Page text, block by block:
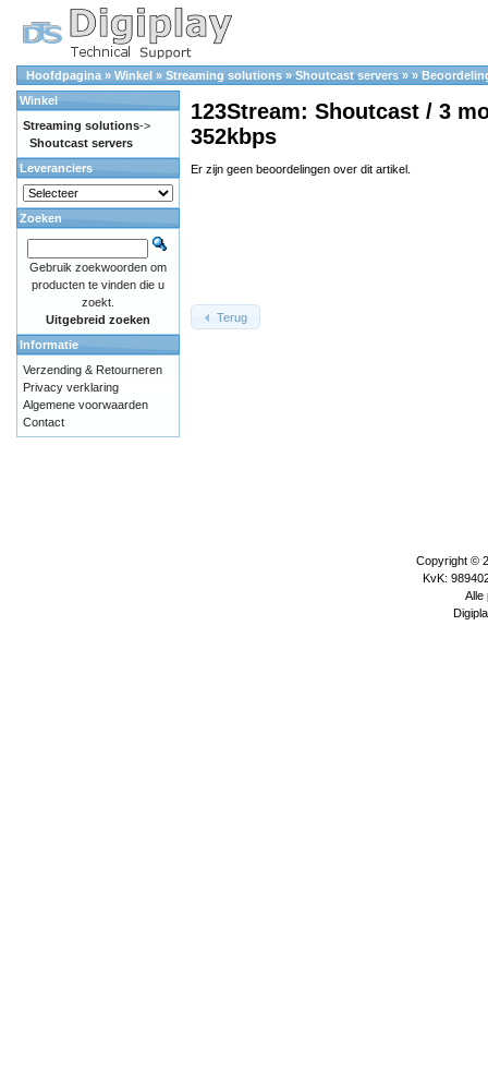
Hoofdpagina » Winkel » Streaming solutions » Shoutcast servers » »
123Stream: Shoutcast / 3
352kbps
Er zijn geen beoordelingen over dit artikel.
Terug
Winkel
Streaming solutions->
Shoutcast servers
Leveranciers
Zoeken
Gebruik zoekwoorden om
producten te vinden die u
zoekt.
Uitgebreid zoeken
Informatie
Verzending & Retourneren
Privacy verklaring
Algemene voorwaarden
Contact
Copyright ©
KvK:
Alle